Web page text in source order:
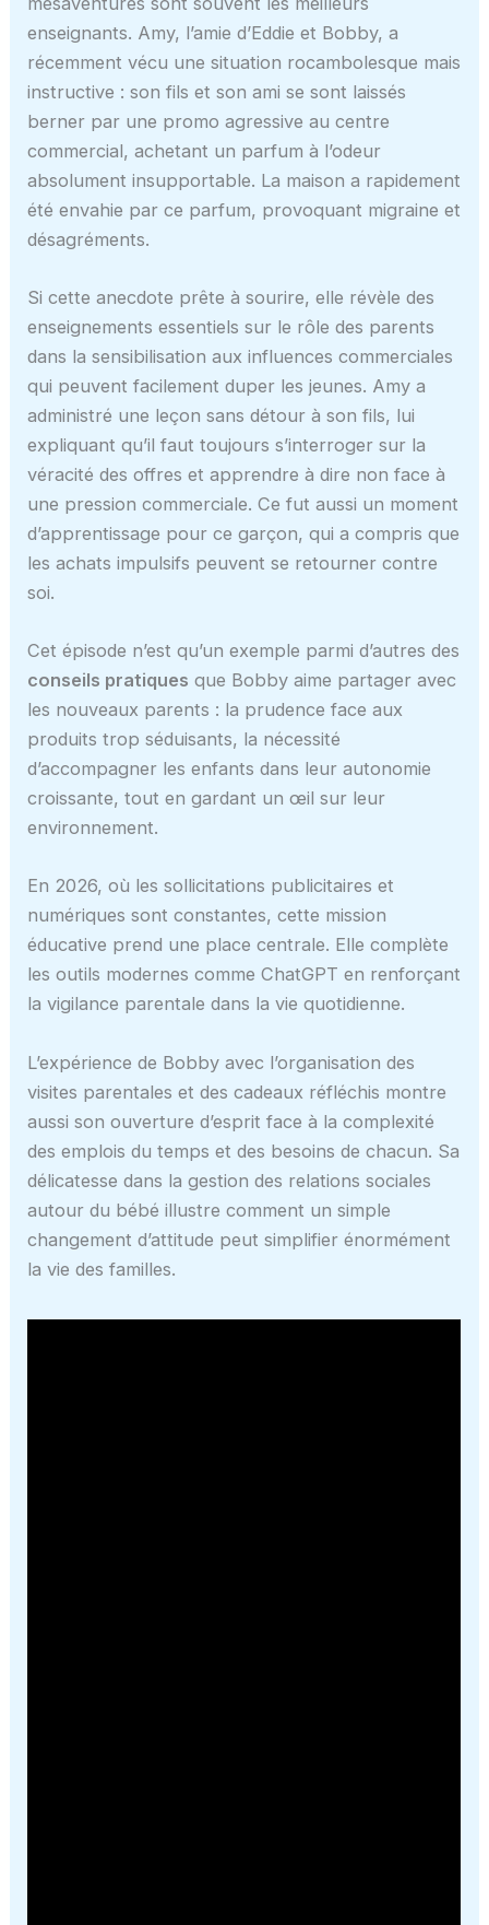
enseignants. Amy, l’amie d’Eddie et Bobby, a
récemment vécu une situation rocambolesque mais
instructive : son fils et son ami se sont laissés
berner par une promo agressive au centre
commercial, achetant un parfum à l’odeur
absolument insupportable. La maison a rapidement
été envahie par ce parfum, provoquant migraine et
désagréments.
Si cette anecdote prête à sourire, elle révèle des
enseignements essentiels sur le rôle des parents
dans la sensibilisation aux influences commerciales
qui peuvent facilement duper les jeunes. Amy a
administré une leçon sans détour à son fils, lui
expliquant qu’il faut toujours s’interroger sur la
véracité des offres et apprendre à dire non face à
une pression commerciale. Ce fut aussi un moment
d’apprentissage pour ce garçon, qui a compris que
les achats impulsifs peuvent se retourner contre
soi.
Cet épisode n’est qu’un exemple parmi d’autres des
conseils pratiques que Bobby aime partager avec
les nouveaux parents : la prudence face aux
produits trop séduisants, la nécessité
d’accompagner les enfants dans leur autonomie
croissante, tout en gardant un œil sur leur
environnement.
En 2026, où les sollicitations publicitaires et
numériques sont constantes, cette mission
éducative prend une place centrale. Elle complète
les outils modernes comme ChatGPT en renforçant
la vigilance parentale dans la vie quotidienne.
L’expérience de Bobby avec l’organisation des
visites parentales et des cadeaux réfléchis montre
aussi son ouverture d’esprit face à la complexité
des emplois du temps et des besoins de chacun. Sa
délicatesse dans la gestion des relations sociales
autour du bébé illustre comment un simple
changement d’attitude peut simplifier énormément
la vie des familles.